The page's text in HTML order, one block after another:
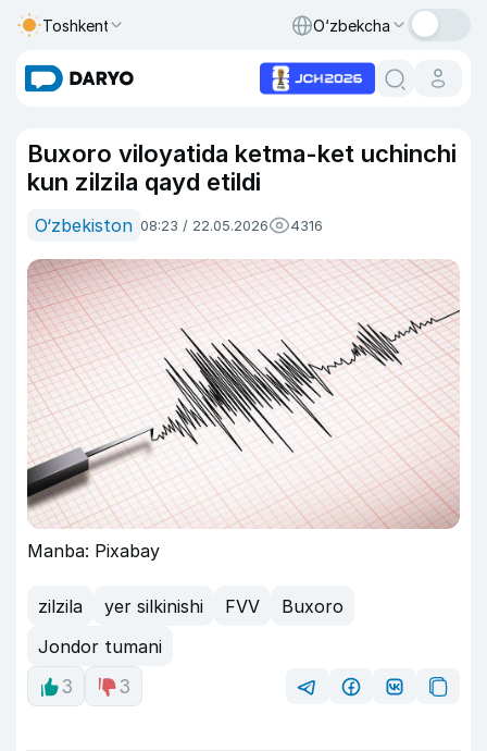
Toshkent O‘zbekcha
Buxoro viloyatida ketma-ket uchinchi
kun zilzila qayd etildi
O‘zbekiston 08:23 / 22.05.2026 4316
Manba: Pixabay
zilzila yer silkinishi FVV
Buxoro
Jondor tumani
3
3